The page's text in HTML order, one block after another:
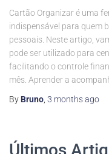
Cartão Organizar é uma
indispensável para quem
pessoais. Neste artigo,
pode ser utilizado para
facilitando o controle
mês. Aprender a
By Bruno 3 monthsago
Últimos